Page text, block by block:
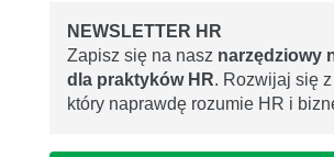
NEWSLETTER HR
Zapisz się na nasz narzędziowy
dla praktyków HR. Rozwijaj się
który naprawdę rozumie HR i